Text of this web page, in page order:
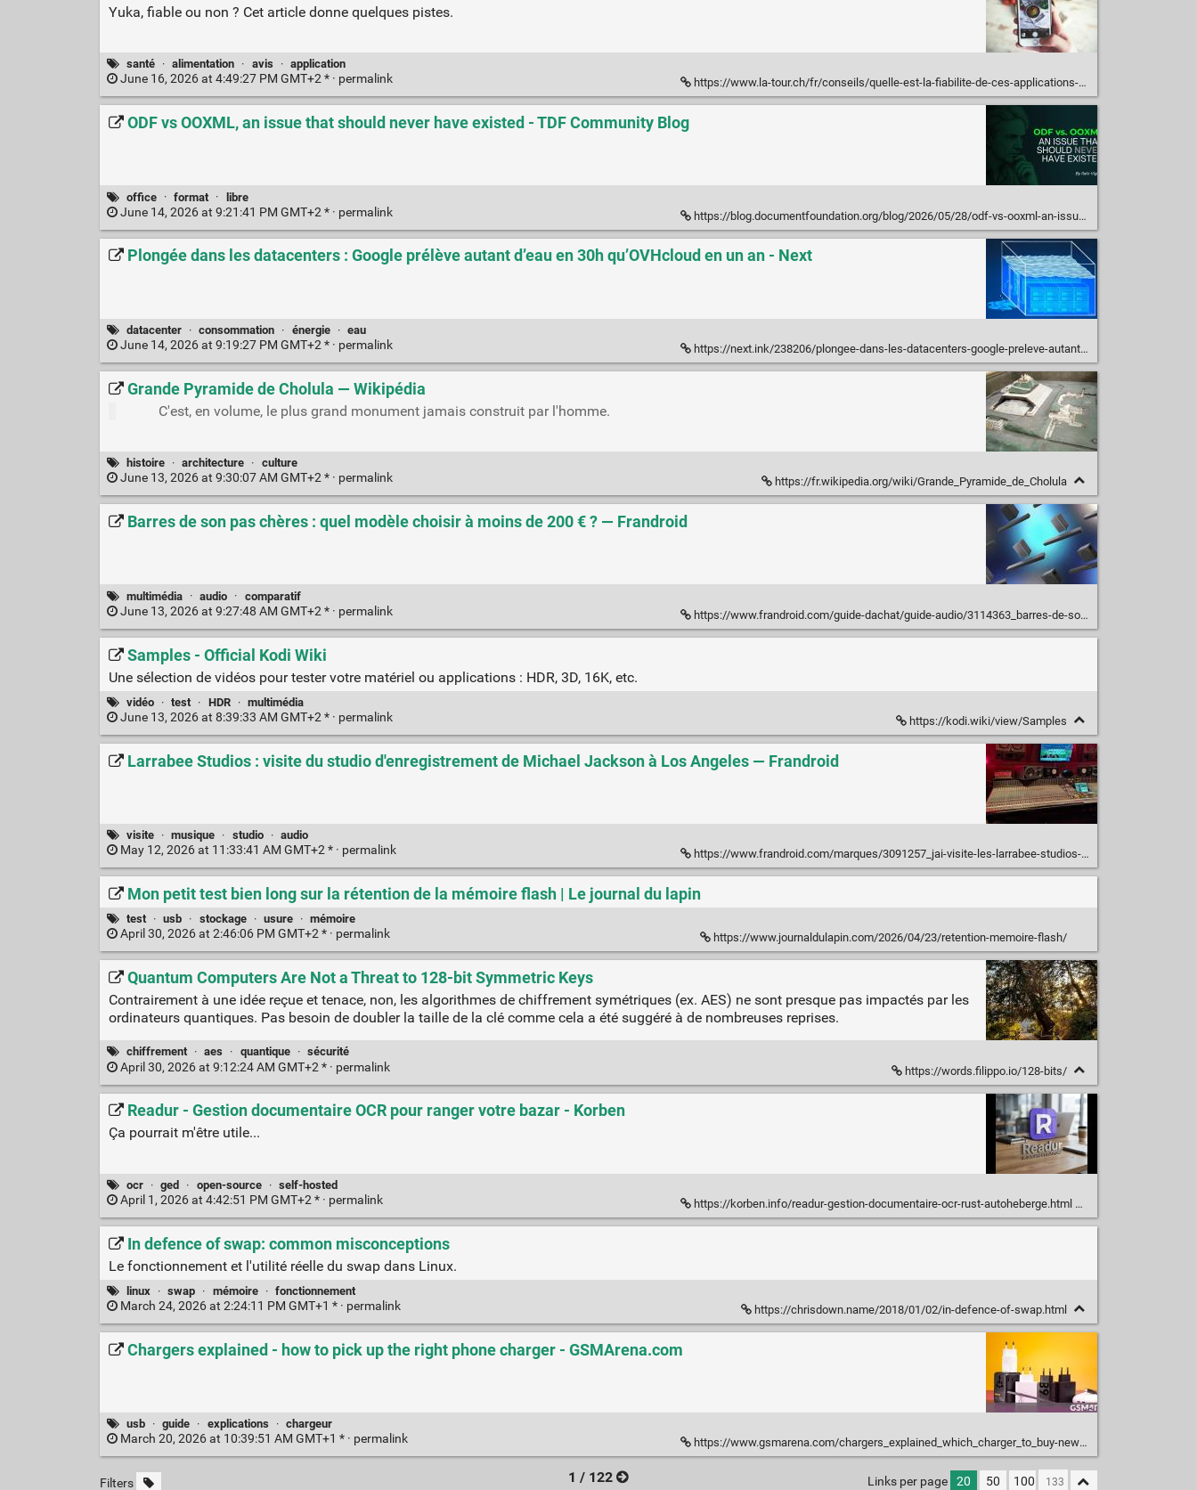
Yuka, fiable ou non ? Cet article donne quelques pistes.
santé · alimentation · avis · application
June 16, 2026 at 4:49:27 PM GMT+2 * · permalink https://www.la-tour.ch/fr/conseils/quelle-est-la-fiabilite-de-ces-applications-qui-scannent-notre-alimentation
ODF vs OOXML, an issue that should never have existed - TDF Community Blog
office · format · libre
June 14, 2026 at 9:21:41 PM GMT+2 * · permalink https://blog.documentfoundation.org/blog/2026/05/28/odf-vs-ooxml-an-issue-that-should-never-have-existed/
Plongée dans les datacenters : Google prélève autant d’eau en 30h qu’OVHcloud en un an - Next
datacenter · consommation · énergie · eau
June 14, 2026 at 9:19:27 PM GMT+2 * · permalink https://next.ink/238206/plongee-dans-les-datacenters-google-preleve-autant-deau-en-30h-quovhcloud-en-un-an/
Grande Pyramide de Cholula — Wikipédia
C'est, en volume, le plus grand monument jamais construit par l'homme.
histoire · architecture · culture
June 13, 2026 at 9:30:07 AM GMT+2 * · permalink https://fr.wikipedia.org/wiki/Grande_Pyramide_de_Cholula
Barres de son pas chères : quel modèle choisir à moins de 200 € ? — Frandroid
multimédia · audio · comparatif
June 13, 2026 at 9:27:48 AM GMT+2 * · permalink https://www.frandroid.com/guide-dachat/guide-audio/3114363_barres-de-son-pas-cheres-quel-modele-choisir-a-moins-de-200-e
Samples - Official Kodi Wiki
Une sélection de vidéos pour tester votre matériel ou applications : HDR, 3D, 16K, etc.
vidéo · test · HDR · multimédia
June 13, 2026 at 8:39:33 AM GMT+2 * · permalink https://kodi.wiki/view/Samples
Larrabee Studios : visite du studio d'enregistrement de Michael Jackson à Los Angeles — Frandroid
visite · musique · studio · audio
May 12, 2026 at 11:33:41 AM GMT+2 * · permalink https://www.frandroid.com/marques/3091257_jai-visite-les-larrabee-studios-la-ou-michael-jackson-a-enregistre-dangerous
Mon petit test bien long sur la rétention de la mémoire flash | Le journal du lapin
test · usb · stockage · usure · mémoire
April 30, 2026 at 2:46:06 PM GMT+2 * · permalink https://www.journaldulapin.com/2026/04/23/retention-memoire-flash/
Quantum Computers Are Not a Threat to 128-bit Symmetric Keys
Contrairement à une idée reçue et tenace, non, les algorithmes de chiffrement symétriques (ex. AES) ne sont presque pas impactés par les
ordinateurs quantiques. Pas besoin de doubler la taille de la clé comme cela a été suggéré à de nombreuses reprises.
chiffrement · aes · quantique · sécurité
April 30, 2026 at 9:12:24 AM GMT+2 * · permalink https://words.filippo.io/128-bits/
Readur - Gestion documentaire OCR pour ranger votre bazar - Korben
Ça pourrait m'être utile...
ocr · ged · open-source · self-hosted
April 1, 2026 at 4:42:51 PM GMT+2 * · permalink https://korben.info/readur-gestion-documentaire-ocr-rust-autoheberge.html
In defence of swap: common misconceptions
Le fonctionnement et l'utilité réelle du swap dans Linux.
linux · swap · mémoire · fonctionnement
March 24, 2026 at 2:24:11 PM GMT+1 * · permalink https://chrisdown.name/2018/01/02/in-defence-of-swap.html
Chargers explained - how to pick up the right phone charger - GSMArena.com
usb · guide · explications · chargeur
March 20, 2026 at 10:39:51 AM GMT+1 * · permalink https://www.gsmarena.com/chargers_explained_which_charger_to_buy-news-70477.php
Filters 1 / 122 Links per page 20 50 100